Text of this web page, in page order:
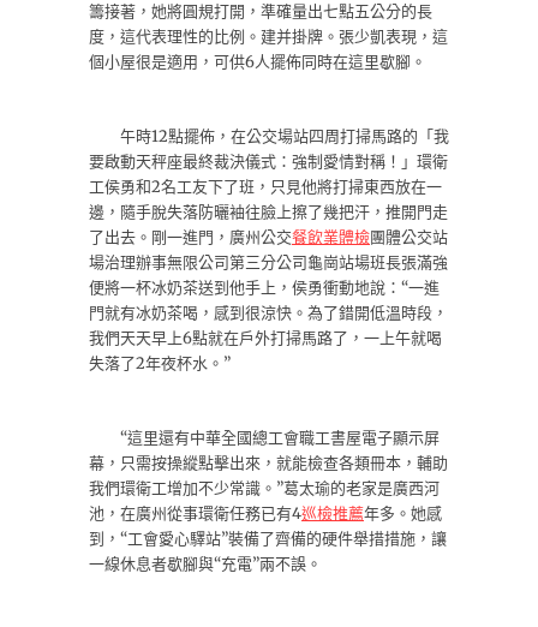
籌接著，她將圓規打開，準確量出七點五公分的長
度，這代表理性的比例。建并掛牌。張少凱表現，這
個小屋很是適用，可供6人擺佈同時在這里歇腳。
午時12點擺佈，在公交場站四周打掃馬路的「我
要啟動天秤座最終裁決儀式：強制愛情對稱！」環衛
工侯勇和2名工友下了班，只見他將打掃東西放在一
邊，隨手脫失落防曬袖往臉上擦了幾把汗，推開門走
了出去。剛一進門，廣州公交餐飲業體檢團體公交站
場治理辦事無限公司第三分公司龜崗站場班長張滿強
便將一杯冰奶茶送到他手上，侯勇衝動地說：“一進
門就有冰奶茶喝，感到很涼快。為了錯開低溫時段，
我們天天早上6點就在戶外打掃馬路了，一上午就喝
失落了2年夜杯水。”
“這里還有中華全國總工會職工書屋電子顯示屏
幕，只需按操縱點擊出來，就能檢查各類冊本，輔助
我們環衛工增加不少常識。”葛太瑜的老家是廣西河
池，在廣州從事環衛任務已有4巡檢推薦年多。她感
到，“工會愛心驛站”裝備了齊備的硬件舉措措施，讓
一線休息者歇腳與“充電”兩不誤。